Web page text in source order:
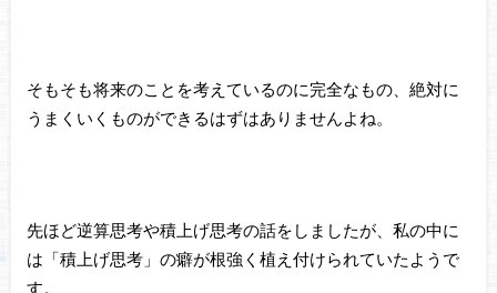
そもそも将来のことを考えているのに完全なもの、絶対に
うまくいくものができるはずはありませんよね。
先ほど逆算思考や積上げ思考の話をしましたが、私の中に
は「積上げ思考」の癖が根強く植え付けられていたようで
す。